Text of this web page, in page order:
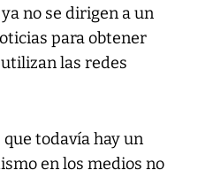
no se dirigen a un
para obtener
las redes
todavía hay un
en los medios no